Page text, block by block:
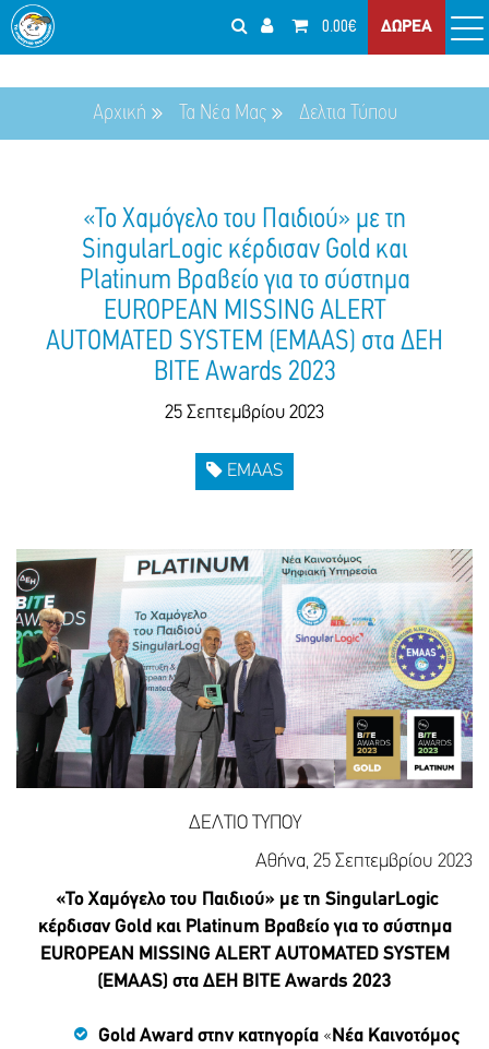
0.00€ ΔΩΡΕΑ
Αρχική Τα Νέα Μας Δελτια Τύπου
«Το Χαμόγελο του Παιδιού» με τη
SingularLogic κέρδισαν Gold και
Platinum Βραβείο για το σύστημα
EUROPEAN MISSING ALERT
AUTOMATED SYSTEM (ΕΜΑAS) στα ΔΕΗ
BITE Awards 2023
25 Σεπτεμβρίου 2023
EMAAS
ΔΕΛΤΙΟ ΤΥΠΟΥ
Αθήνα, 25 Σεπτεμβρίου 2023
«Το Χαμόγελο του Παιδιού» με τη SingularLogic
κέρδισανGoldκαι Platinum Βραβείο για το σύστημα
EUROPEAN MISSING ALERT AUTOMATED SYSTEM
(ΕΜΑAS) στα ΔΕΗ BITE Awards 2023
Gold Awardστην κατηγορία«Νέα Καινοτόμος